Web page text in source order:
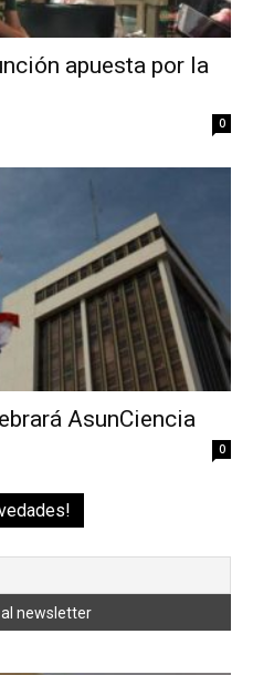
apuesta por la
0
AsunCiencia
0